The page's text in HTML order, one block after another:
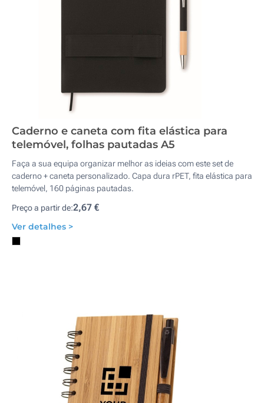
Caderno e caneta com fita elástica para
telemóvel, folhas pautadas A5
Faça a sua equipa organizar melhor as ideias com este set de
caderno + caneta personalizado. Capa dura rPET, fita elástica para
telemóvel, 160 páginas pautadas.
Preço a partir de:2,67 €
Ver detalhes >